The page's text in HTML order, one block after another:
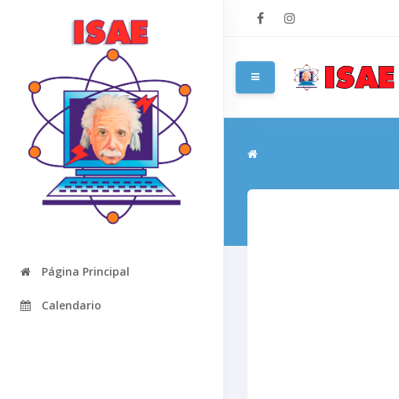
Salta al contenido principal
Panel lateral
Página Principal
Calendario